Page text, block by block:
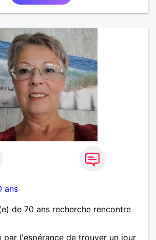
ans
de 70 ans recherche rencontre
par l'espérance de trouver un jour